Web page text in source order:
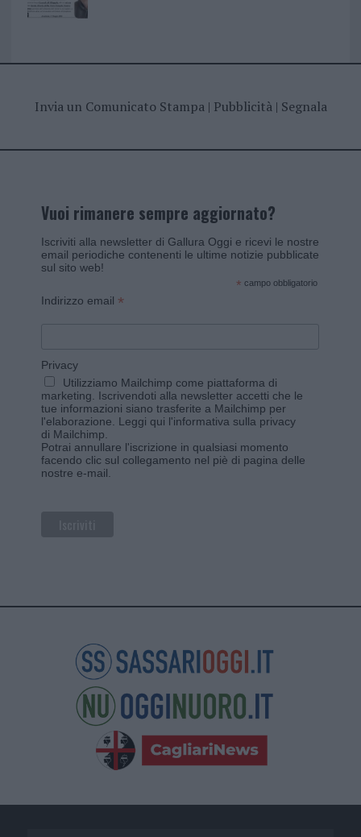
Invia un Comunicato Stampa| Pubblicità| Segnala
Vuoi rimanere sempre aggiornato?
Iscriviti alla newsletter di Gallura Oggi e ricevi le nostre
email periodiche contenenti le ultime notizie pubblicate
sul sito web!
* campo obbligatorio
Indirizzo email *
Privacy
Utilizziamo Mailchimp come piattaforma di
marketing. Iscrivendoti alla newsletter accetti che le
tue informazioni siano trasferite a Mailchimp per
l'elaborazione. Leggi qui l'informativa sulla privacy
di Mailchimp
Potrai annullare l'iscrizione in qualsiasi momento
facendo clic sul collegamento nel piè di pagina delle
nostre e-mail.